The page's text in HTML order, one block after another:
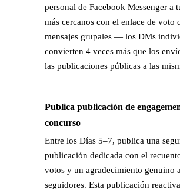
personal de Facebook Messenger a
más cercanos con el enlace de voto
mensajes grupales — los DMs
convierten 4 veces más que los
las publicaciones públicas a las
Publica publicación de
concurso
Entre los Días 5–7, publica una
publicación dedicada con el
votos y un agradecimiento genuino
seguidores. Esta publicación